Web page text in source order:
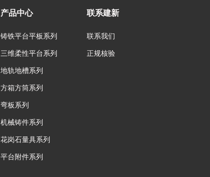
产品中心
铸铁平台平板系列
三维柔性平台系列
地轨地槽系列
方箱方筒系列
弯板系列
机械铸件系列
花岗石量具系列
平台附件系列
联系建新
联系我们
正规核验